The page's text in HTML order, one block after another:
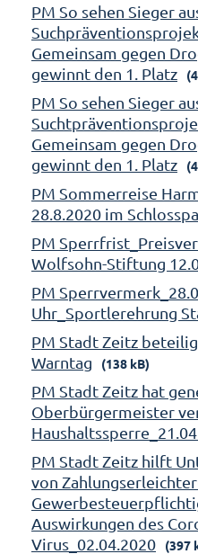
PM So sehen Sieger
Gemeinsam gegen
gewinnt den 1. Platz
PM So sehen Sieger
Gemeinsam gegen
gewinnt den 1. Platz
PM Sommerreise
28.8.2020 im
PM
Wolfsohn-Stiftung
PM
Uhr_Sportlerehrung
PM Stadt Zeitz
Warntag
(138 kB)
PM Stadt Zeitz hat
Oberbürgermeister
PM Stadt Zeitz hilft
von
Auswirkungen des
Virus_02.04.2020
(397